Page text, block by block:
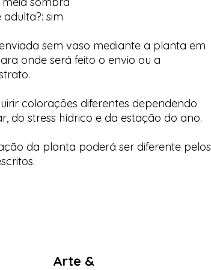
sim
sem vaso mediante a planta em
onde será feito o envio ou a
colorações diferentes dependendo
do stress hídrico e da estação do ano.
da planta poderá ser diferente pelos
Arte &